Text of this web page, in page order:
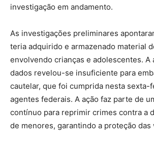
investigação em andamento.
As investigações preliminares
teria adquirido e armazenado material
envolvendo crianças e adolescentes. A
dados revelou-se insuficiente para
cautelar, que foi cumprida nesta sexta-
agentes federais. A ação faz parte de
contínuo para reprimir crimes contra a
de menores, garantindo a proteção das